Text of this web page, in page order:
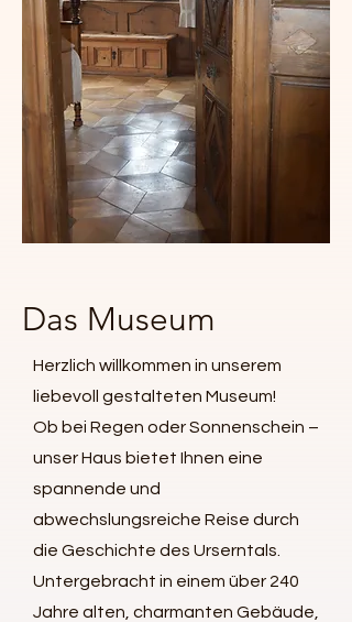
Das Museum
Herzlich willkommen in unserem
liebevoll gestalteten Museum!
Ob bei Regen oder Sonnenschein –
unser Haus bietet Ihnen eine
spannende und
abwechslungsreiche Reise durch
die Geschichte des Urserntals.
Untergebracht in einem über 240
Jahre alten, charmanten Gebäude,